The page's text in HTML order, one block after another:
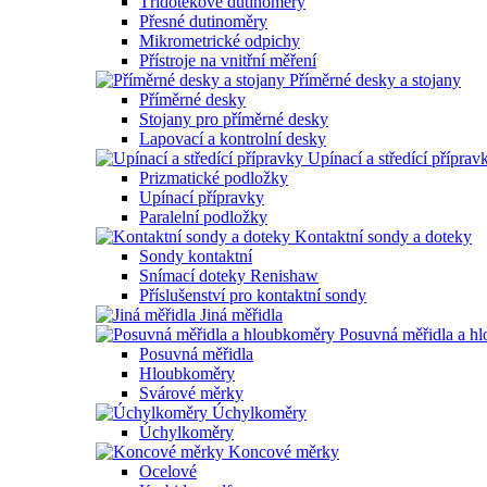
Přesné dutinoměry
Mikrometrické odpichy
Přístroje na vnitřní měření
Příměrné desky a stojany
Příměrné desky
Stojany pro příměrné desky
Lapovací a kontrolní desky
Upínací a středící
Prizmatické podložky
Upínací přípravky
Paralelní podložky
Kontaktní sondy a doteky
Sondy kontaktní
Snímací doteky Renishaw
Příslušenství pro kontaktní sondy
Jiná měřidla
Posuvná měřidla a
Posuvná měřidla
Hloubkoměry
Svárové měrky
Úchylkoměry
Úchylkoměry
Koncové měrky
Ocelové